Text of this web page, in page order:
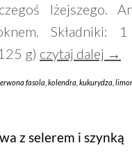
lżejszego.
Składniki: 1
g) czytaj dalej →
fasola kolendra kukurydza